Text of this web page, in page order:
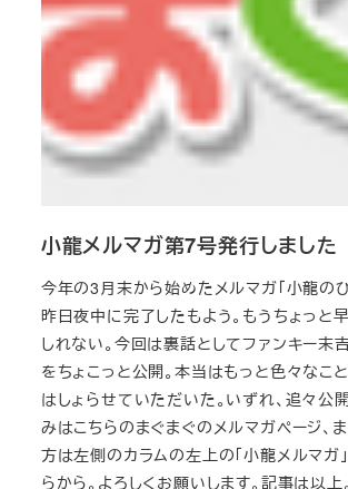
小龍メルマガ第7号発行しました
今年の3月末から始めたメルマガ「小龍の
昨日夜中に完了したもよう。もうちょっと
しれない。今回は裏話としてファンキー
をちょこっと公開。本当はもっと色々なこ
はしょらせていただいた。いずれ、追々公
みはこちらのまぐまぐのメルマガページ
方は左側のカラムの左上の「小龍メルマガ
らから。よろしくお願いします。記事は以